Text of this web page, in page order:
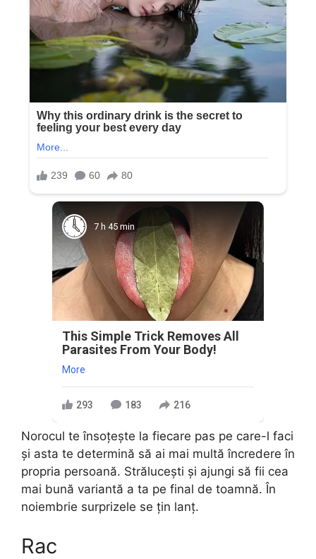
7 h 45 min
This Simple Trick Removes All
Parasites From Your Body!
More
293 183 216
Norocul te însoțește la fiecare pas pe care-l faci
și asta te determină să ai mai multă încredere în
propria persoană. Strălucești și ajungi să fii cea
mai bună variantă a ta pe final de toamnă. În
noiembrie surprizele se țin lanț.
Rac